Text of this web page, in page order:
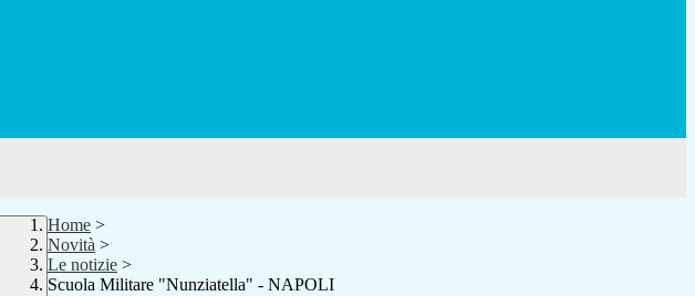
Home >
Novità >
Le notizie >
Scuola Militare "Nunziatella" - NAPOLI